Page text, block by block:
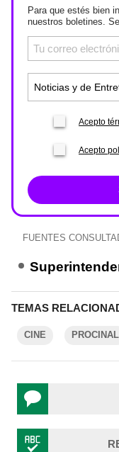
Para que estés bien
nuestros boletines.
Acepto
Acepto
FUENTES
TEMAS
CINE PROCINAL